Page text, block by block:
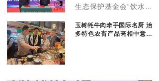
佑德大酒店多功能厅举
生态保护基金会“饮水思
政企座谈交流会在玉树隆
玉树牦牛肉牵手国际名厨 治
多特色农畜产品亮相中意丝